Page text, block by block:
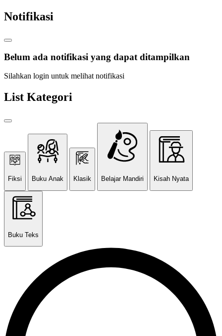
Notifikasi
Belum ada notifikasi yang dapat ditampilkan
Silahkan login untuk melihat notifikasi
List Kategori
Fiksi Buku Anak Klasik Belajar Mandiri Kisah Nyata
Buku Teks